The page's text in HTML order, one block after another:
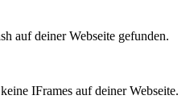
auf deiner Webseite gefunden.
IFrames auf deiner Webseite.